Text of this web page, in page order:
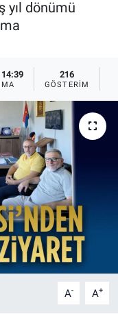
yıl dönümü
216
GÖSTERIM
A- A+